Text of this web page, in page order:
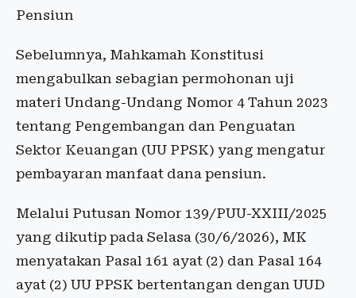
Pensiun
Sebelumnya, Mahkamah Konstitusi
mengabulkan sebagian permohonan uji
materi Undang-Undang Nomor 4 Tahun 2023
tentang Pengembangan dan Penguatan
Sektor Keuangan (UU PPSK) yang mengatur
pembayaran manfaat dana pensiun.
Melalui Putusan Nomor 139/PUU-XXIII/2025
yang dikutip pada Selasa (30/6/2026), MK
menyatakan Pasal 161 ayat (2) dan Pasal 164
ayat (2) UU PPSK bertentangan dengan UUD